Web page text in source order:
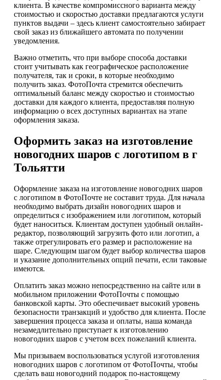
клиента. В качестве компромиссного варианта между
стоимостью и скоростью доставки предлагаются услуги
пунктов выдачи – здесь клиент самостоятельно забирает
свой заказ из ближайшего автомата по получении
уведомления.
Важно отметить, что при выборе способа доставки
стоит учитывать как географическое расположение
получателя, так и сроки, в которые необходимо
получить заказ. ФотоПочта стремится обеспечить
оптимальный баланс между скоростью и стоимостью
доставки для каждого клиента, предоставляя полную
информацию о всех доступных вариантах на этапе
оформления заказа.
Оформить заказ на изготовление
новогодних шаров с логотипом в г
Тольятти
Оформление заказа на изготовление новогодних шаров
с логотипом в ФотоПочте не составит труда. Для начала
необходимо выбрать дизайн новогодних шаров и
определиться с изображением или логотипом, который
будет наноситься. Клиентам доступен удобный онлайн-
редактор, позволяющий загрузить фото или логотип, а
также отрегулировать его размер и расположение на
шаре. Следующим шагом будет выбор количества шаров
и указание дополнительных опций печати, если таковые
имеются.
Оплатить заказ можно непосредственно на сайте или в
мобильном приложении ФотоПочты с помощью
банковской карты. Это обеспечивает высокий уровень
безопасности транзакций и удобство для клиента. После
завершения процесса заказа и оплаты, наша команда
незамедлительно приступает к изготовлению
новогодних шаров с учетом всех пожеланий клиента.
Мы призываем воспользоваться услугой изготовления
новогодних шаров с логотипом от ФотоПочты, чтобы
сделать ваш новогодний подарок по-настоящему